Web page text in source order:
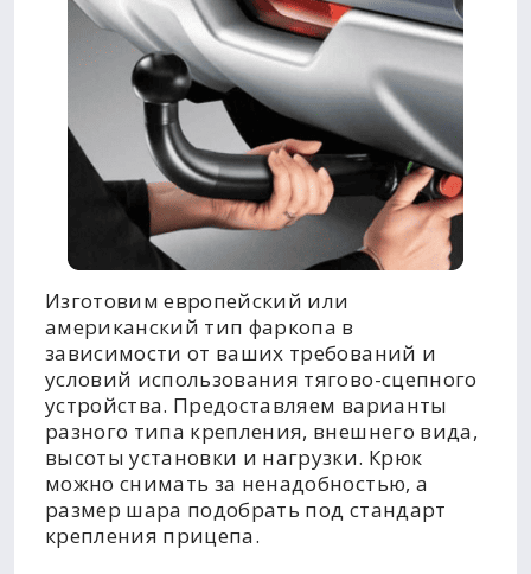
Изготовим европейский или
американский тип фаркопа в
зависимости от ваших требований и
условий использования тягово-сцепного
устройства. Предоставляем варианты
разного типа крепления, внешнего вида,
высоты установки и нагрузки. Крюк
можно снимать за ненадобностью, а
размер шара подобрать под стандарт
крепления прицепа.